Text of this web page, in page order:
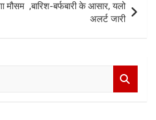
,बारिश-बर्फबारी के आसार, यलो
अलर्ट जारी